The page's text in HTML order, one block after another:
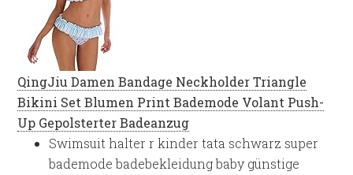
QingJiu Damen Bandage Neckholder Triangle
Bikini Set Blumen Print Bademode Volant Push-
Up Gepolsterter Badeanzug
Swimsuit halter r kinder tata schwarz super
bademode badebekleidung baby günstige